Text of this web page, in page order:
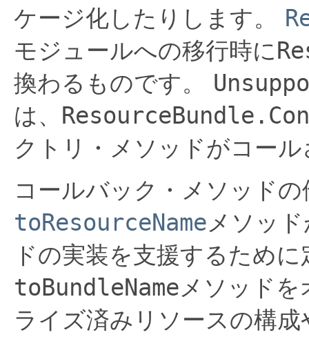
ケージ化したりします。
モジュールへの移行時に
換わるものです。
は、
クトリ・メソッドがコー
コールバック・メソッドの
toResourceNameメソッ
ドの実装を支援するため
toBundleNameメソッド
ライズ済みリソースの構